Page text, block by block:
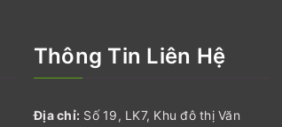
Thông Tin Liên Hệ
Địa chỉ: Số 19, LK7, Khu đô thị Văn